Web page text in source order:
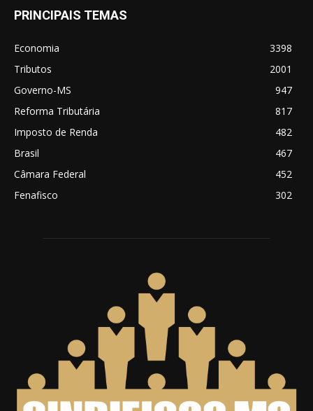
PRINCIPAIS TEMAS
Economia
3398
Tributos
2001
Governo-MS
947
Reforma Tributária
817
Imposto de Renda
482
Brasil
467
Câmara Federal
452
Fenafisco
302